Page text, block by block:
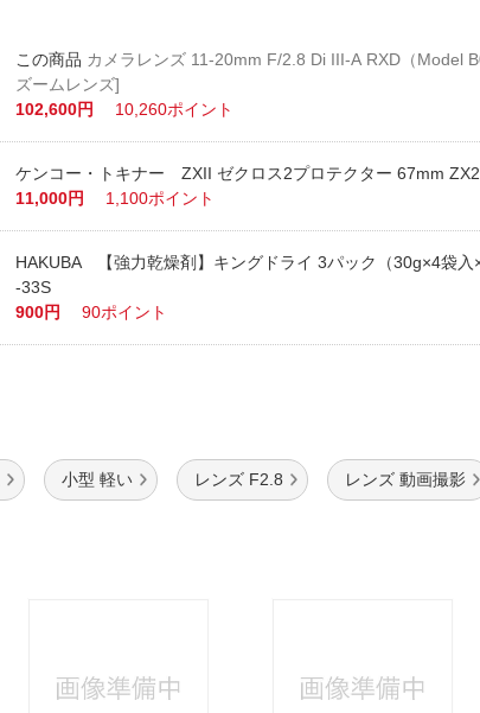
カメラレンズ 11-20mm F/2.8 Di III-A RXD（Model
ズームレンズ]
102,600円
10,260ポイント
ケンコー・トキナー ZXII ゼクロス2プロテクター 67mm
11,000円
1,100ポイント
HAKUBA 【強力乾燥剤】キングドライ 3パック（30g×4袋
-33S
900円
90ポイント
小型 軽い レンズ F2.8 レンズ 動画撮影